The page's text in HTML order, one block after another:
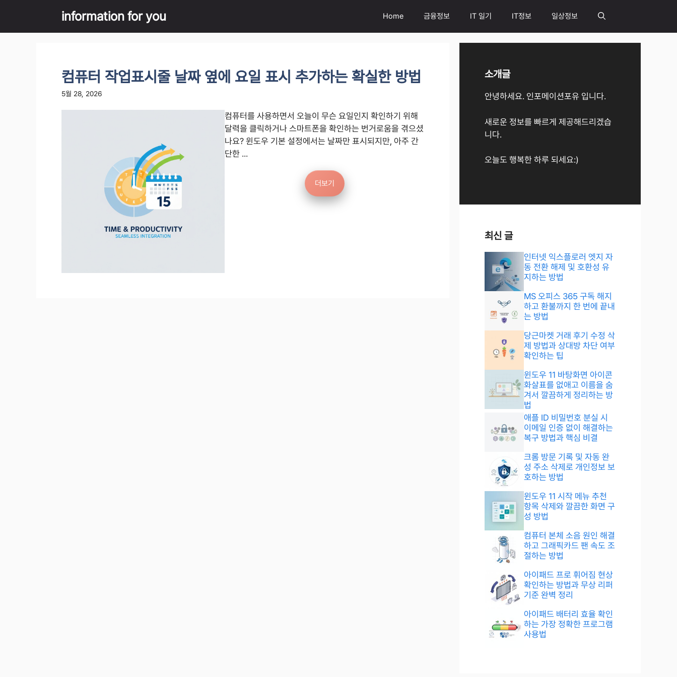
content
information for you Home 금융정보 IT 일기 IT정보 일상정보
컴퓨터 작업표시줄 날짜 옆에 요일 표시 추가하는 확실한 방법
5월 28, 2026
컴퓨터를 사용하면서 오늘이 무슨 요일인지 확인하기 위해
달력을 클릭하거나 스마트폰을 확인하는 번거로움을 겪으셨
나요? 윈도우 기본 설정에서는 날짜만 표시되지만, 아주 간
단한 ...
더보기
소개글
안녕하세요. 인포메이션포유 입니다.
새로운 정보를 빠르게 제공해드리겠습
니다.
오늘도 행복한 하루 되세요:)
최신 글
인터넷 익스플로러 엣지 자
동 전환 해제 및 호환성 유
지하는 방법
MS 오피스 365 구독 해지
하고 환불까지 한 번에 끝내
는 방법
당근마켓 거래 후기 수정 삭
제 방법과 상대방 차단 여부
확인하는 팁
윈도우 11 바탕화면 아이콘
화살표를 없애고 이름을 숨
겨서 깔끔하게 정리하는 방
법
애플 ID 비밀번호 분실 시
이메일 인증 없이 해결하는
복구 방법과 핵심 비결
크롬 방문 기록 및 자동 완
성 주소 삭제로 개인정보 보
호하는 방법
윈도우 11 시작 메뉴 추천
항목 삭제와 깔끔한 화면 구
성 방법
컴퓨터 본체 소음 원인 해결
하고 그래픽카드 팬 속도 조
절하는 방법
아이패드 프로 휘어짐 현상
확인하는 방법과 무상 리퍼
기준 완벽 정리
아이패드 배터리 효율 확인
하는 가장 정확한 프로그램
사용법